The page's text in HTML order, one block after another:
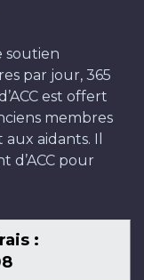
soutien
par jour, 365
est offert
membres
aidants. Il
d’ACC pour
: